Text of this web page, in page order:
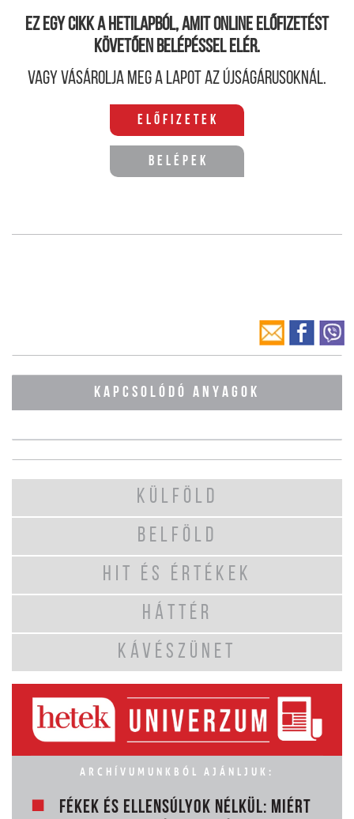
Ez egy cikk a hetilapból, amit online előfizetést
követően belépéssel elér.
Vagy vásárolja meg a lapot az újságárusoknál.
Előfizetek
Belépek
KAPCSOLÓDÓ ANYAGOK
KÜLFÖLD
BELFÖLD
HIT ÉS ÉRTÉKEK
HÁTTÉR
KÁVÉSZÜNET
ARCHÍVUMUNKBÓL AJÁNLJUK:
FÉKEK ÉS ELLENSÚLYOK NÉLKÜL: MIÉRT